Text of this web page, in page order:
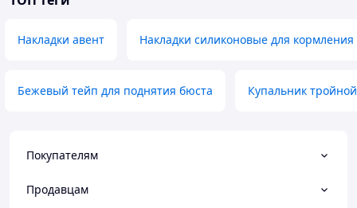
Накладки авент Накладки силиконовые для кормления
Бежевый тейп для поднятия бюста Купальник тройной
Покупателям
Продавцам